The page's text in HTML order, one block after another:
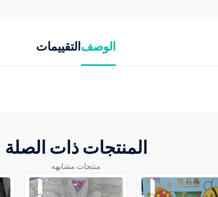
الوصفالتقييمات
المنتجات ذات الصلة
منتجات مشابهه